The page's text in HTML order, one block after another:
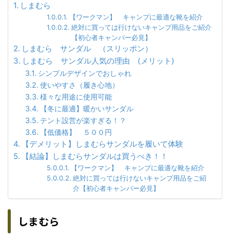
しまむら
【ワークマン】 キャンプに最適な靴を紹介
絶対に買っては行けないキャンプ用品をご紹介
【初心者キャンパー必見】
しまむら サンダル （スリッポン）
しまむら サンダル人気の理由 (メリット)
シンプルデザインでおしゃれ
使いやすさ（履き心地）
様々な用途に使用可能
【冬に最適】暖かいサンダル
テント設営が楽すぎる！？
【低価格】 ５００円
【デメリット】しまむらサンダルを履いて体験
【結論】しまむらサンダルは買うべき！！
【ワークマン】 キャンプに最適な靴を紹介
絶対に買っては行けないキャンプ用品をご紹
介【初心者キャンパー必見】
しまむら